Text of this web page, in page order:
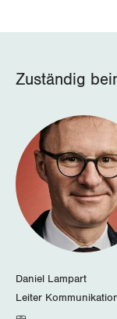
Zug
Zürich
Zuständig
Daniel Lampart
Leiter